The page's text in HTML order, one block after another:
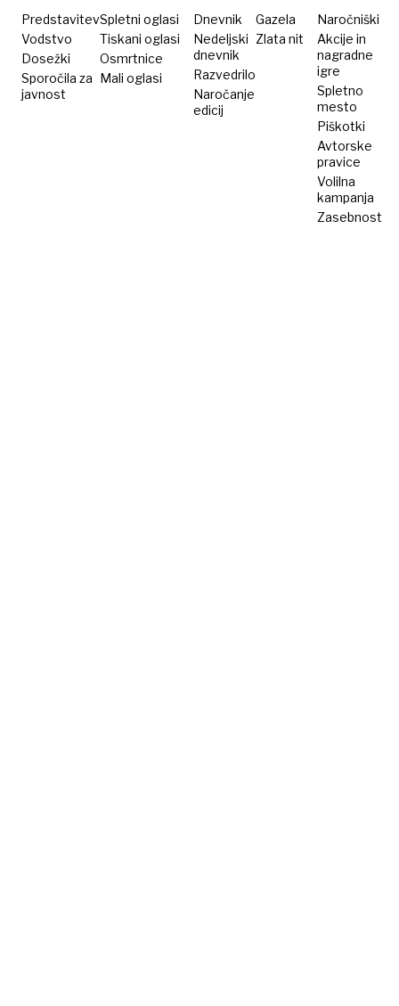
in
opic
Predstavitev
Vodstvo
Dosežki
Sporočila za
javnost
Spletni oglasi
Tiskani oglasi
Osmrtnice
Mali oglasi
Dnevnik
Nedeljski
dnevnik
Razvedrilo
Naročanje
edicij
Gazela
Zlata nit
Naročniški
Akcije in
nagradne
igre
Spletno
mesto
Piškotki
Avtorske
pravice
Volilna
kampanja
Zasebnost